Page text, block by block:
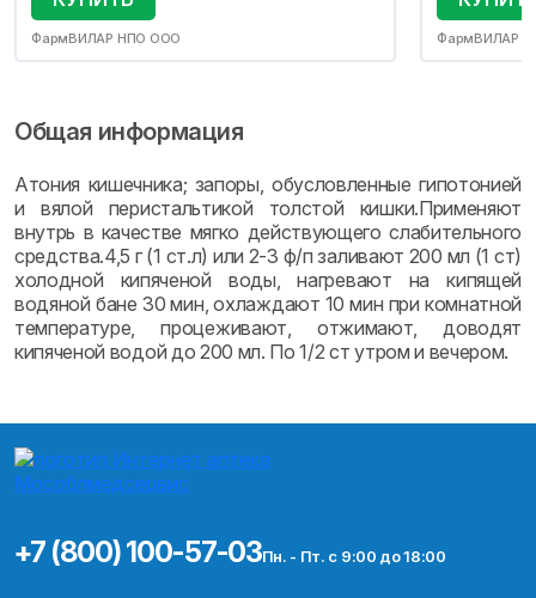
ФармВИЛАР НПО ООО ФармВИЛАР
Общая информация
Атония кишечника; запоры, обусловленные гипотонией
и вялой перистальтикой толстой кишки.Применяют
внутрь в качестве мягко действующего слабительного
средства.4,5 г (1 ст.л) или 2-3 ф/п заливают 200 мл (1 ст)
холодной кипяченой воды, нагревают на кипящей
водяной бане 30 мин, охлаждают 10 мин при комнатной
температуре, процеживают, отжимают, доводят
кипяченой водой до 200 мл. По 1/2 ст утром и вечером.
+7 (800) 100-57-03Пн. - Пт. с 9:00 до 18:00